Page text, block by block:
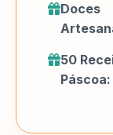
Doces
50
Páscoa: